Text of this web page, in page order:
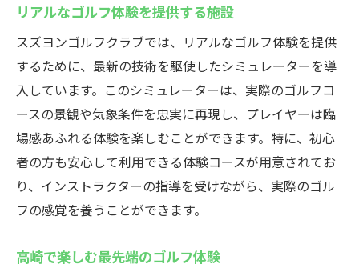
リアルなゴルフ体験を提供する施設
スズヨンゴルフクラブでは、リアルなゴルフ体験を提供
するために、最新の技術を駆使したシミュレーターを導
入しています。このシミュレーターは、実際のゴルフコ
ースの景観や気象条件を忠実に再現し、プレイヤーは臨
場感あふれる体験を楽しむことができます。特に、初心
者の方も安心して利用できる体験コースが用意されてお
り、インストラクターの指導を受けながら、実際のゴル
フの感覚を養うことができます。
高崎で楽しむ最先端のゴルフ体験